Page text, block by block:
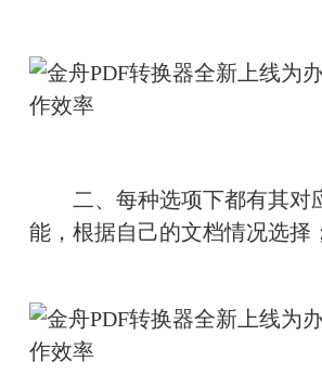
二、每种选项下都有其对
能，根据自己的文档情况选择